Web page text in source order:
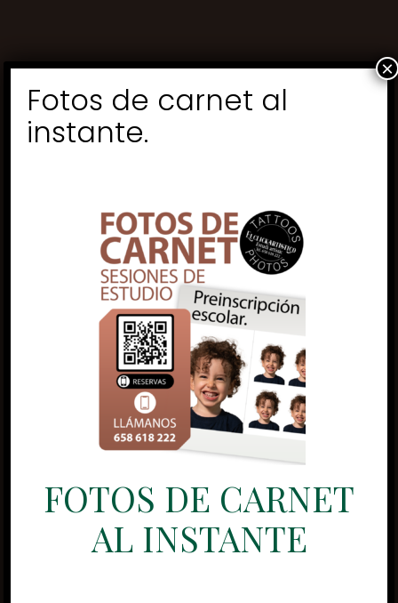
Fotos de carnet al
instante.
FOTOS DE CARNET
AL INSTANTE
×